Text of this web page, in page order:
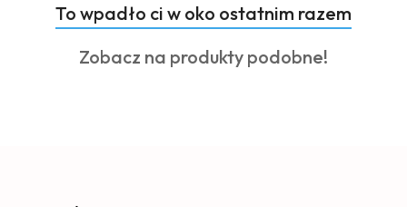
Pomiń karuzelę produktów
Produkty
o
statusie:
To wpadło ci w oko ostatnim razem
Produkty
Zobacz na produkty podobne!